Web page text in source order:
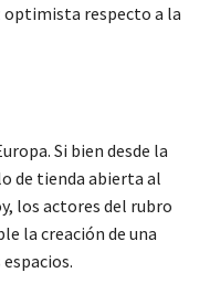
optimista respecto a la
Si bien desde la
de tienda abierta al
los actores del rubro
la creación de una